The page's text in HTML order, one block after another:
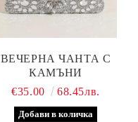
ВЕЧЕРНА ЧАНТА С
КАМЪНИ
€35.00
68.45лв.